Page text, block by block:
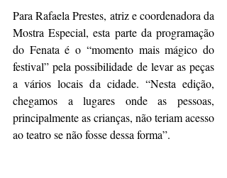
Para Rafaela Prestes, atriz e coordenadora da
Mostra Especial, esta parte da programação
do Fenata é o “momento mais mágico do
festival” pela possibilidade de levar as peças
a vários locais da cidade. “Nesta edição,
chegamos a lugares onde as pessoas,
principalmente as crianças, não teriam acesso
ao teatro se não fosse dessa forma”.